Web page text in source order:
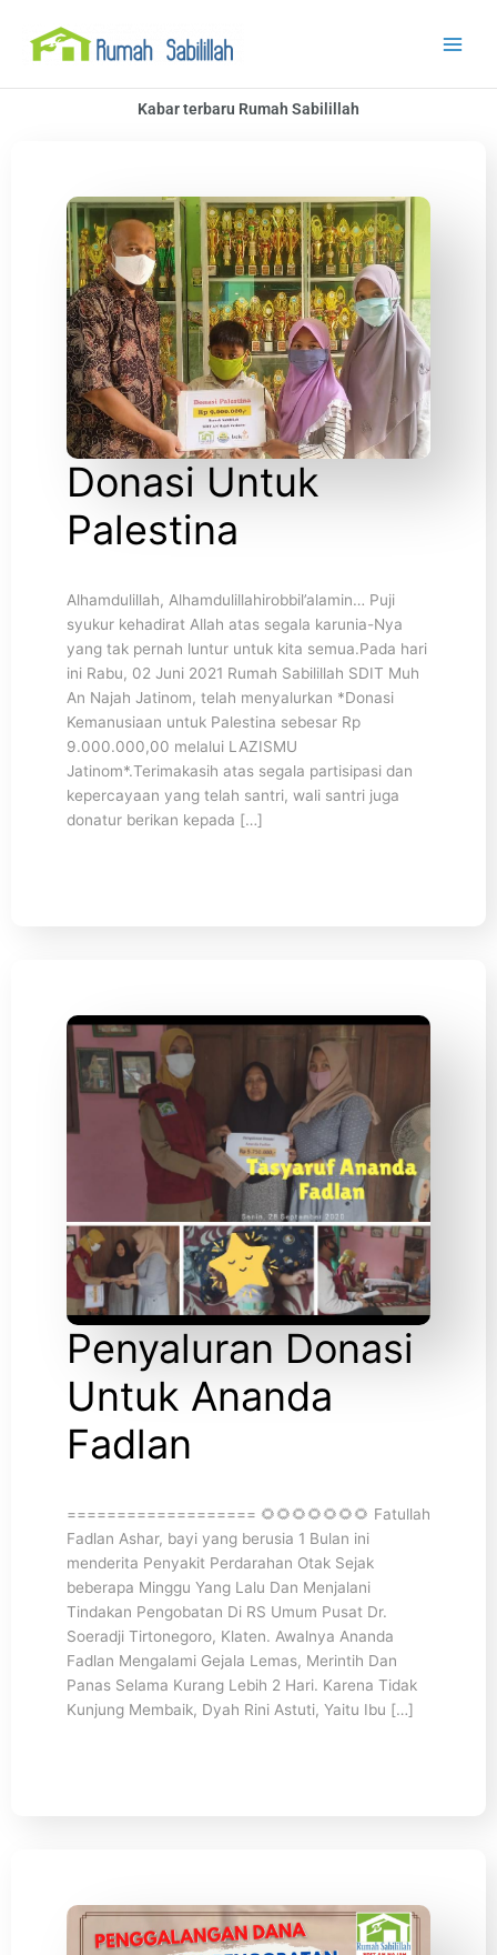
konten
Kabar terbaru Rumah Sabilillah
Donasi Untuk
Palestina
Alhamdulillah, Alhamdulillahirobbil’alamin… Puji
syukur kehadirat Allah atas segala karunia-Nya
yang tak pernah luntur untuk kita semua.Pada hari
ini Rabu, 02 Juni 2021 Rumah Sabilillah SDIT Muh
An Najah Jatinom, telah menyalurkan *Donasi
Kemanusiaan untuk Palestina sebesar Rp
9.000.000,00 melalui LAZISMU
Jatinom*.Terimakasih atas segala partisipasi dan
kepercayaan yang telah santri, wali santri juga
donatur berikan kepada […]
Penyaluran Donasi
Untuk Ananda
Fadlan
=================== 🌻🌻🌻🌻🌻🌻🌻 Fatullah
Fadlan Ashar, bayi yang berusia 1 Bulan ini
menderita Penyakit Perdarahan Otak Sejak
beberapa Minggu Yang Lalu Dan Menjalani
Tindakan Pengobatan Di RS Umum Pusat Dr.
Soeradji Tirtonegoro, Klaten. Awalnya Ananda
Fadlan Mengalami Gejala Lemas, Merintih Dan
Panas Selama Kurang Lebih 2 Hari. Karena Tidak
Kunjung Membaik, Dyah Rini Astuti, Yaitu Ibu […]